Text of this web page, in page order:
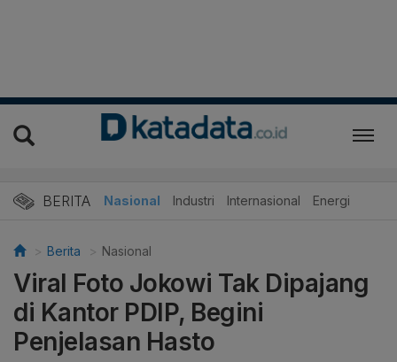
BERITA Nasional Industri Internasional Energi
Berita Nasional
Viral Foto Jokowi Tak Dipajang
di Kantor PDIP, Begini
Penjelasan Hasto